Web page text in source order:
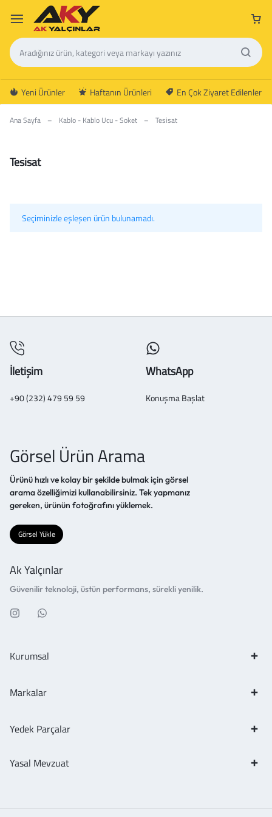
Yeni Ürünler Haftanın Ürünleri En Çok Ziyaret Edilenler
Ana Sayfa – Kablo - Kablo Ucu - Soket – Tesisat
Tesisat
Seçiminizle eşleşen ürün bulunamadı.
İletişim
+90 (232) 479 59 59
WhatsApp
Konuşma Başlat
Görsel Ürün Arama
Ürünü hızlı ve kolay bir şekilde bulmak için görsel
arama özelliğimizi kullanabilirsiniz. Tek yapmanız
gereken, ürünün fotoğrafını yüklemek.
Görsel Yükle
Ak Yalçınlar
Güvenilir teknoloji, üstün performans, sürekli yenilik.
Kurumsal
Markalar
Yedek Parçalar
Yasal Mevzuat